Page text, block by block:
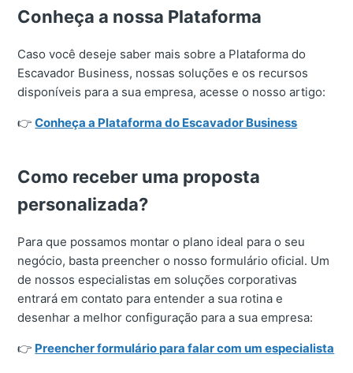
Conheça a nossa Plataforma
Caso você deseje saber mais sobre a Plataforma do
Escavador Business, nossas soluções e os recursos
disponíveis para a sua empresa, acesse o nosso artigo:
👉Conheça a Plataforma do Escavador Business
Como receber uma proposta
personalizada?
Para que possamos montar o plano ideal para o seu
negócio, basta preencher o nosso formulário oficial. Um
de nossos especialistas em soluções corporativas
entrará em contato para entender a sua rotina e
desenhar a melhor configuração para a sua empresa:
👉 Preencher formulário para falar com um especialista